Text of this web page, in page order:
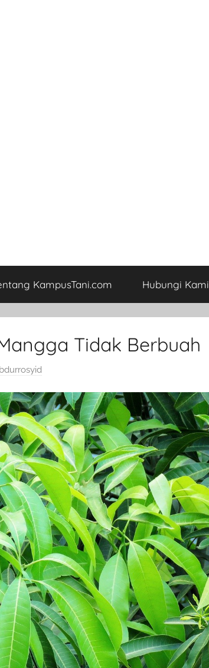
KampusTani.com Hubungi Kami
Tidak Berbuah